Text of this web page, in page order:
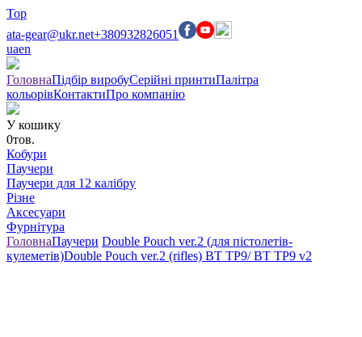
Top
ata-gear@ukr.net+380932826051
uaen
ГоловнаПідбір виробуСерійні принтиПалітра
кольорівКонтактиПро компанію
У кошику
0тов.
Кобури
Паучери
Паучери для 12 калібру
Різне
Аксесуари
Фурнітура
ГоловнаПаучери Double Pouch ver.2 (для пістолетів-
кулеметів)Double Pouch ver.2 (rifles) BT TP9/ BT TP9 v2